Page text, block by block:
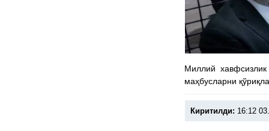
Миллий хавфсизлик
маҳбусларни
Киритилди: 16:12